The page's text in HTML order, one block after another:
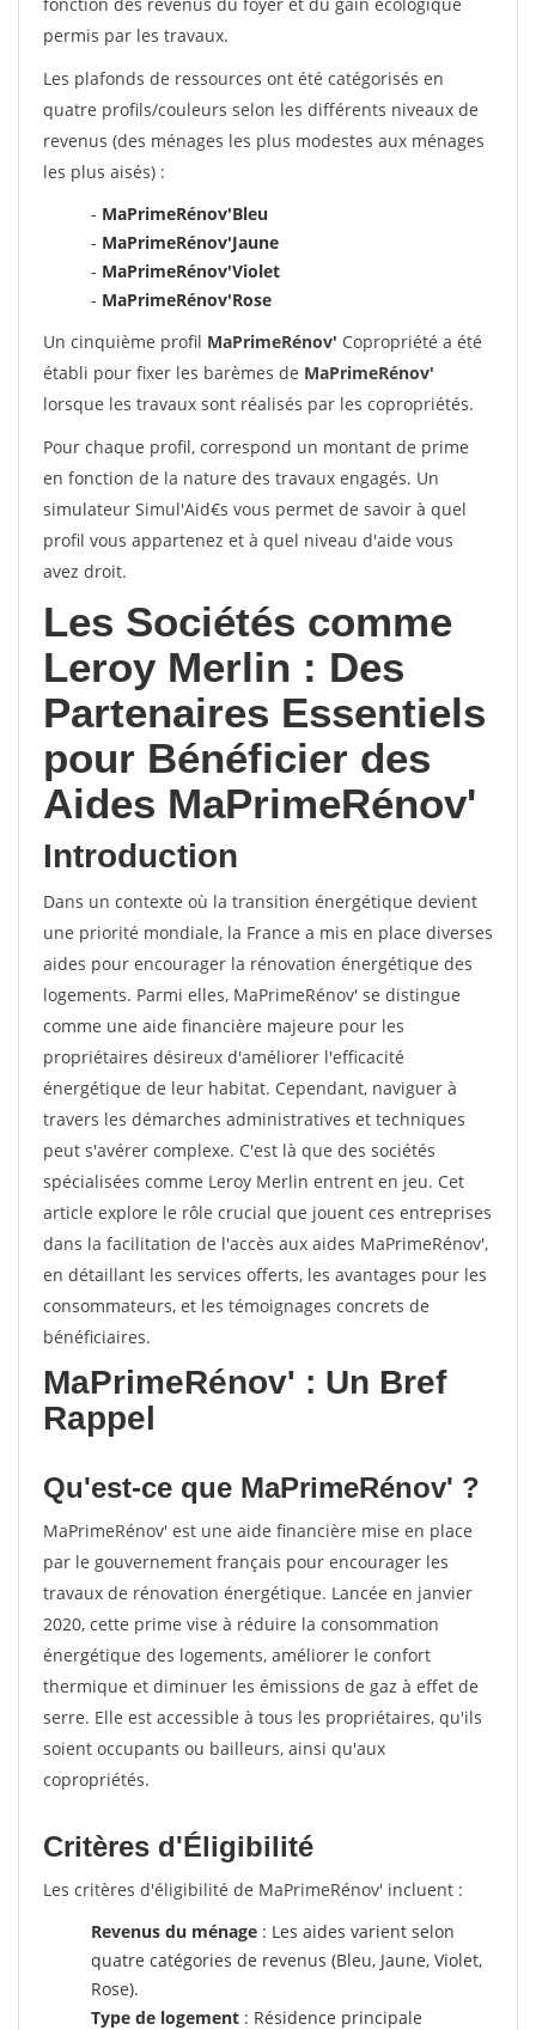
permis par les travaux.
Les plafonds de ressources ont été catégorisés en
quatre profils/couleurs selon les différents niveaux de
revenus (des ménages les plus modestes aux ménages
les plus aisés) :
- MaPrimeRénov'Bleu
- MaPrimeRénov'Jaune
- MaPrimeRénov'Violet
- MaPrimeRénov'Rose
Un cinquième profil MaPrimeRénov' Copropriété a été
établi pour fixer les barèmes de MaPrimeRénov'
lorsque les travaux sont réalisés par les copropriétés.
Pour chaque profil, correspond un montant de prime
en fonction de la nature des travaux engagés. Un
simulateur Simul'Aid€s vous permet de savoir à quel
profil vous appartenez et à quel niveau d'aide vous
avez droit.
Les Sociétés comme
Leroy Merlin : Des
Partenaires Essentiels
pour Bénéficier des
Aides MaPrimeRénov'
Introduction
Dans un contexte où la transition énergétique devient
une priorité mondiale, la France a mis en place diverses
aides pour encourager la rénovation énergétique des
logements. Parmi elles, MaPrimeRénov' se distingue
comme une aide financière majeure pour les
propriétaires désireux d'améliorer l'efficacité
énergétique de leur habitat. Cependant, naviguer à
travers les démarches administratives et techniques
peut s'avérer complexe. C'est là que des sociétés
spécialisées comme Leroy Merlin entrent en jeu. Cet
article explore le rôle crucial que jouent ces entreprises
dans la facilitation de l'accès aux aides MaPrimeRénov',
en détaillant les services offerts, les avantages pour les
consommateurs, et les témoignages concrets de
bénéficiaires.
MaPrimeRénov' : Un Bref
Rappel
Qu'est-ce que MaPrimeRénov' ?
MaPrimeRénov' est une aide financière mise en place
par le gouvernement français pour encourager les
travaux de rénovation énergétique. Lancée en janvier
2020, cette prime vise à réduire la consommation
énergétique des logements, améliorer le confort
thermique et diminuer les émissions de gaz à effet de
serre. Elle est accessible à tous les propriétaires, qu'ils
soient occupants ou bailleurs, ainsi qu'aux
copropriétés.
Critères d'Éligibilité
Les critères d'éligibilité de MaPrimeRénov' incluent :
Revenus du ménage : Les aides varient selon
quatre catégories de revenus (Bleu, Jaune, Violet,
Rose).
Type de logement : Résidence principale